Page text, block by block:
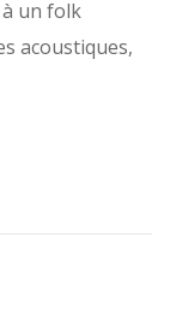
un folk
acoustiques,